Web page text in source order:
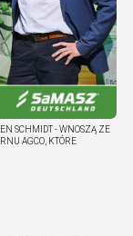
SCHMIDT - WNOSZĄ ZE
AGCO, KTÓRE